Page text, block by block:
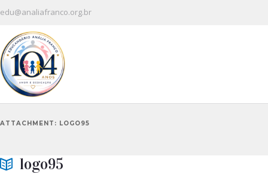
edu@analiafranco.org.br
ATTACHMENT: LOGO95
logo95